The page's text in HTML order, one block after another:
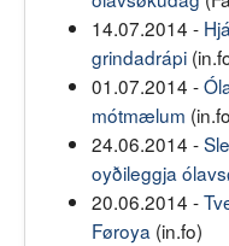
14.07.2014 -
grindadrápi
01.07.2014 -
mótmælum
24.06.2014 -
oyðileggja
20.06.2014 -
Føroya (in.fo)